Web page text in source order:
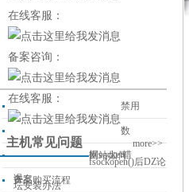
在线客服：
备案咨询：
在线客服：
主机常见问题 more>>
禁用
fsockopen()后DZ论
坛安装办法
数
据socket错
误
网站如何
备案
产品购买流程